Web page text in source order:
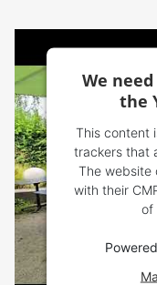
We
the
This content
trackers that
The website
with their
of